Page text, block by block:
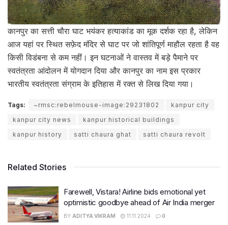
कानपुर का सत्ती चौरा घाट भयंकर हत्याकांड का मूक दर्शक रहा है, लेकिन
आज यहां पर स्थित सफ़ेद मंदिर से घाट पर जो शांतिपूर्ण माहौल रहता है वह
किसी विडंबना से कम नहीं। इन घटनाओं ने वास्तव में बड़े पैमाने पर
स्वतंत्रता आंदोलन में योगदान दिया और कानपुर का नाम इस प्रकार
भारतीय स्वतंत्रता संग्राम के इतिहास में रक्त से लिख दिया गया।
Tags: ~rmsc:rebelmouse-image:29231802
kanpur city
kanpur city news
kanpur historical buildings
kanpur history
satti chaura ghat satti chaura revolt
Related Stories
Farewell, Vistara! Airline bids emotional yet
optimistic goodbye ahead of Air India merger
BY ADITYA VIKRAM 11.11.2024 0